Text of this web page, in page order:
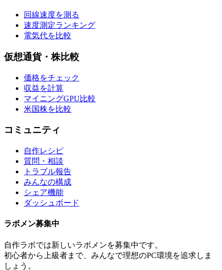
回線速度を測る
速度測定ランキング
電気代を比較
仮想通貨・株比較
価格をチェック
収益を計算
マイニングGPU比較
米国株を比較
コミュニティ
自作レシピ
質問・相談
トラブル報告
みんなの構成
シェア機能
ダッシュボード
ラボメン募集中
自作ラボでは新しいラボメンを募集中です。
初心者から上級者まで、みんなで理想のPC環境を追求しま
しょう。